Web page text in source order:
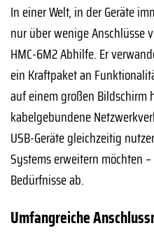
In einer Welt, in der Geräte
nur über wenige Anschlüsse
HMC-6M2 Abhilfe. Er
ein Kraftpaket an
auf einem großen Bildschirm
kabelgebundene
USB-Geräte gleichzeitig
Systems erweitern möchten
Bedürfnisse ab.
Umfangreiche